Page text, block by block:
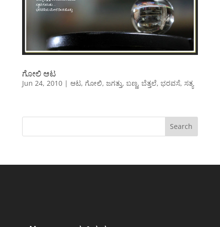
ಗೋಲಿ ಆಟ
Jun 24, 2010| ಆಟ, ಗೋಲಿ, ಜಗತ್ತು, ಬಣ್ಣ, ಬೆತ್ತಲೆ, ಭರವಸೆ, ಸತ್ಯ